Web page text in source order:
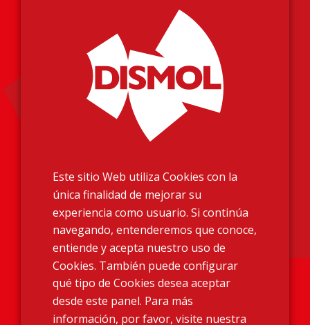
Información Legal
Aviso Legal
Política de Privacidad
Política de Cookies
Más información
Homologaciones
Condiciones de Venta
Contacto
Encuéntranos
Este sitio Web utiliza Cookies con la
única finalidad de mejorar su
experiencia como usuario. Si continúa
navegando, entenderemos que conoce,
entiende y acepta nuestro uso de
Cookies. También puede configurar
qué tipo de Cookies desea aceptar
desde este panel. Para más
información, por favor, visite nuestra